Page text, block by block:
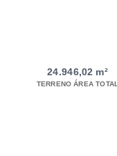
24.946,02 m²
TERRENO ÁREA TOTAL